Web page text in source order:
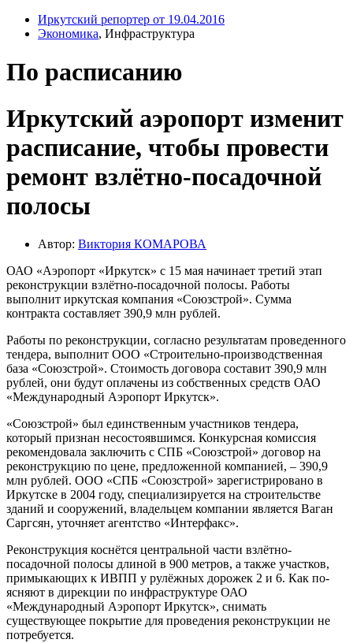
Иркутский репортер от 19.04.2016
Экономика, Инфраструктура
По расписанию
Иркутский аэропорт изменит
расписание, чтобы провести
ремонт взлётно-посадочной
полосы
Автор: Виктория КОМАРОВА
ОАО «Аэропорт «Иркутск» с 15 мая начинает третий этап
реконструкции взлётно-посадочной полосы. Работы
выполнит иркутская компания «Союзстрой». Сумма
контракта составляет 390,9 млн рублей.
Работы по реконструкции, соглас­но результатам проведенного
тендера, выполнит ООО «Строительно-производственная
база «Союзстрой». Стоимость договора составит 390,9 млн
рублей, они будут оплачены из собственных средств ОАО
«Международный Аэропорт Иркутск».
«Союзстрой» был единственным участников тендера,
который признан несостоявшимся. Конкурсная комиссия
рекомендовала заключить с СПБ «Союзстрой» договор на
реконструкцию по цене, предложенной компанией, – 390,9
млн рублей. ООО «СПБ «Союзстрой» зарегистрировано в
Иркутске в 2004 году, специализируется на строительстве
зданий и сооружений, владельцем компании является Ваган
Саргсян, уточняет агентство «Интерфакс».
Реконструкция коснётся центральной части взлётно-
посадочной полосы длиной в 900 метров, а также участков,
примыкающих к ИВПП у рулёжных дорожек 2 и 6. Как по­
ясняют в дирекции по инфраструктуре ОАО
«Международный Аэропорт Иркутск», снимать
существующее покрытие для проведения реконструкции не
потребуется.